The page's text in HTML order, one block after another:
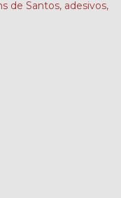
de Santos, adesivos,